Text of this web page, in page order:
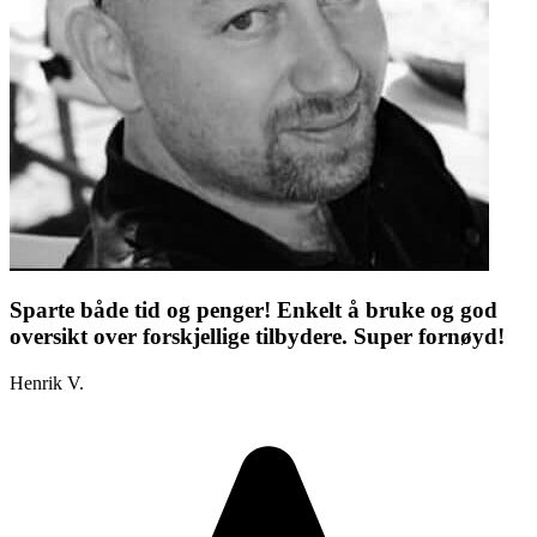
Sparte både tid og penger! Enkelt å bruke og god
oversikt over forskjellige tilbydere. Super fornøyd!
Henrik V.